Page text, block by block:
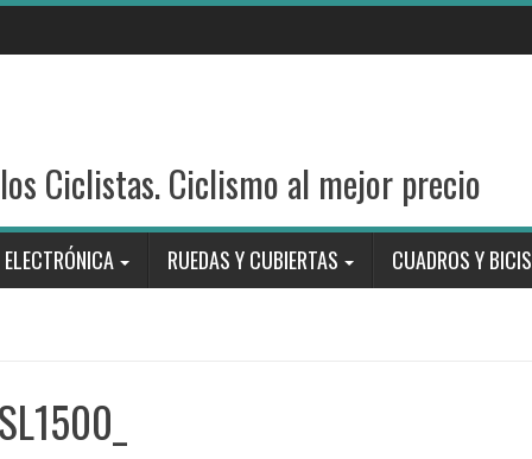
Ciclistas. Ciclismo al mejor precio
ELECTRÓNICA RUEDAS Y CUBIERTAS CUADROS Y BICIS